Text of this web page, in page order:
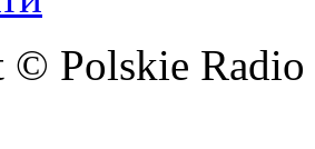
© Polskie